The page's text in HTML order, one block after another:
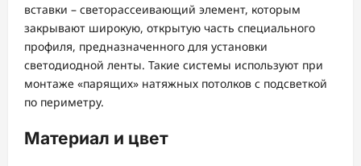
вставки – светорассеивающий элемент, которым
закрывают широкую, открытую часть специального
профиля, предназначенного для установки
светодиодной ленты. Такие системы используют при
монтаже «парящих» натяжных потолков с подсветкой
по периметру.
Материал и цвет